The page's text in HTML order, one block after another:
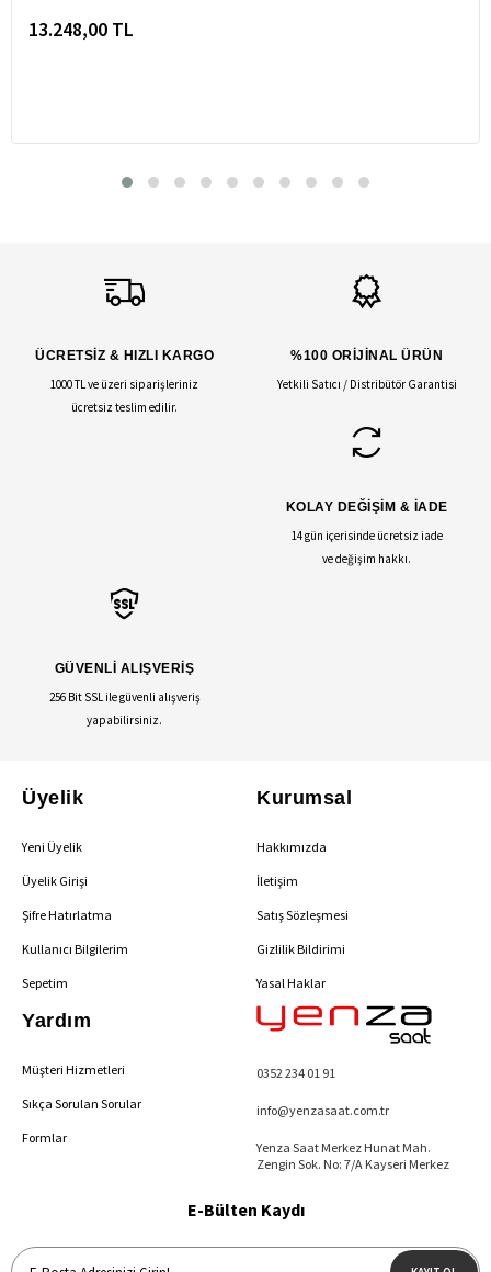
13.248,00 TL
ÜCRETSİZ & HIZLI KARGO
1000 TL ve üzeri siparişleriniz
ücretsiz teslim edilir.
%100 ORİJİNAL ÜRÜN
Yetkili Satıcı / Distribütör Garantisi
KOLAY DEĞİŞİM & İADE
14 gün içerisinde ücretsiz iade
ve değişim hakkı.
GÜVENLİ ALIŞVERİŞ
256 Bit SSL ile güvenli alışveriş
yapabilirsiniz.
Üyelik
Yeni Üyelik
Üyelik Girişi
Şifre Hatırlatma
Kullanıcı Bilgilerim
Sepetim
Kurumsal
Hakkımızda
İletişim
Satış Sözleşmesi
Gizlilik Bildirimi
Yasal Haklar
Yardım
Müşteri Hizmetleri
Sıkça Sorulan Sorular
Formlar
0352 234 01 91
info@yenzasaat.com.tr
Yenza Saat Merkez Hunat Mah.
Zengin Sok. No: 7/A Kayseri Merkez
E-Bülten Kaydı